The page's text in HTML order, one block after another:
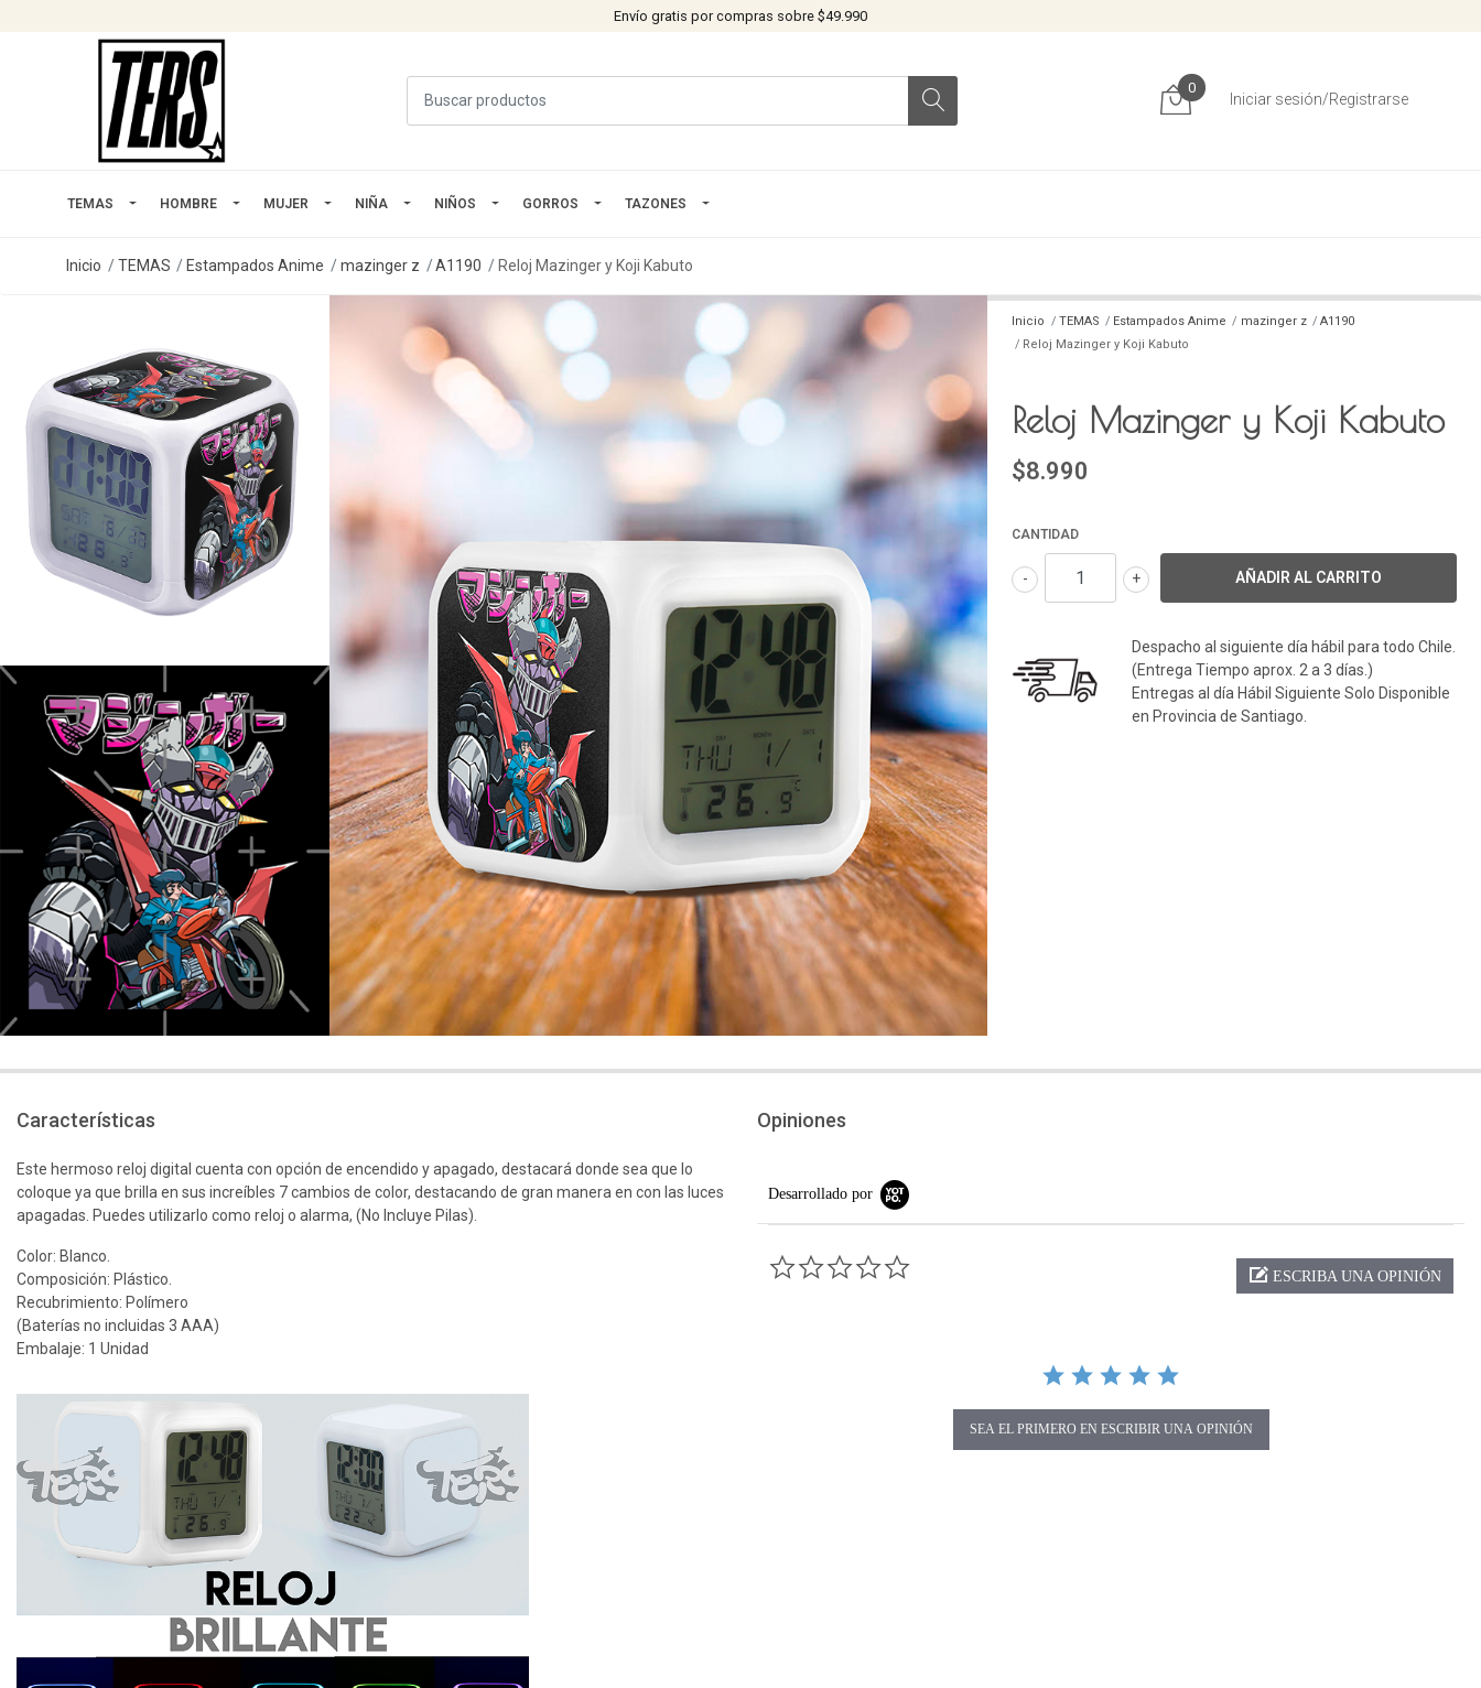
Envío gratis por compras sobre $49.990
0
Iniciar sesión/Registrarse
TEMAS HOMBRE MUJER NIÑA NIÑOS GORROS TAZONES
Inicio TEMAS Estampados Anime mazinger z A1190 Reloj Mazinger y Koji Kabuto
Inicio TEMAS Estampados Anime mazinger z
A1190
Reloj Mazinger y Koji Kabuto
Reloj Mazinger y Koji Kabuto
$8.990
CANTIDAD
+
-
Despacho al siguiente día hábil para todo Chile.
(Entrega Tiempo aprox. 2 a 3 días.)
Entregas al día Hábil Siguiente Solo Disponible
en Provincia de Santiago.
Características
Este hermoso reloj digital cuenta con opción de encendido y apagado, destacará donde sea que lo
coloque ya que brilla en sus increíbles 7 cambios de color, destacando de gran manera en con las luces
apagadas. Puedes utilizarlo como reloj o alarma, (No Incluye Pilas).
Color: Blanco.
Composición: Plástico.
Recubrimiento: Polímero
(Baterías no incluidas 3 AAA)
Embalaje: 1 Unidad
Opiniones
Desarrollado por
ESCRIBA UNA OPINIÓN
SEA EL PRIMERO EN ESCRIBIR UNA OPINIÓN